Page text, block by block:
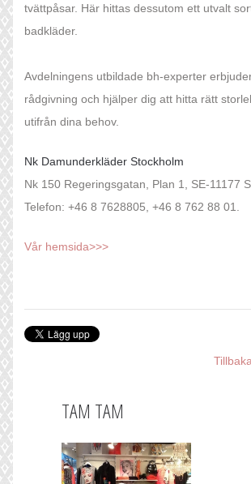
tvättpåsar. Här hittas dessutom ett utvalt
badkläder.
Avdelningens utbildade bh-experter
rådgivning och hjälper dig att hitta rätt
utifrån dina behov.
Nk Damunderkläder Stockholm
Nk 150 Regeringsgatan, Plan 1, SE-11177
Telefon: +46 8 7628805, +46 8 762 88 01.
Vår hemsida>>>
TAM TAM